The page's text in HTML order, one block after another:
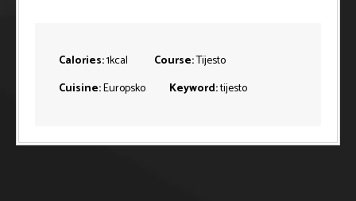
Calories:1kcal Course:Tijesto
Cuisine:Europsko Keyword:tijesto